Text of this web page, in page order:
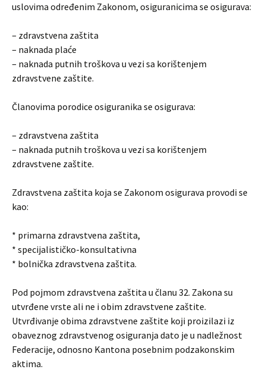
uslovima određenim Zakonom, osiguranicima se osigurava:
– zdravstvena zaštita
– naknada plaće
– naknada putnih troškova u vezi sa korištenjem
zdravstvene zaštite.
Članovima porodice osiguranika se osigurava:
– zdravstvena zaštita
– naknada putnih troškova u vezi sa korištenjem
zdravstvene zaštite.
Zdravstvena zaštita koja se Zakonom osigurava provodi se
kao:
* primarna zdravstvena zaštita,
* specijalističko-konsultativna
* bolnička zdravstvena zaštita.
Pod pojmom zdravstvena zaštita u članu 32. Zakona su
utvrđene vrste ali ne i obim zdravstvene zaštite.
Utvrđivanje obima zdravstvene zaštite koji proizilazi iz
obaveznog zdravstvenog osiguranja dato je u nadležnost
Federacije, odnosno Kantona posebnim podzakonskim
aktima.